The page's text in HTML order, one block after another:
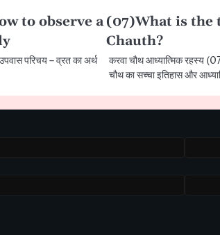
to observe a
परिचय – व्रत का अर्थ
(07)What is the
Chauth?
करवा चौथ आध्यात्मिक रहस्य
चौथ का सच्चा इतिहास और